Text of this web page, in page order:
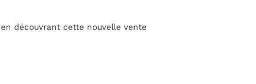
découvrant cette nouvelle vente